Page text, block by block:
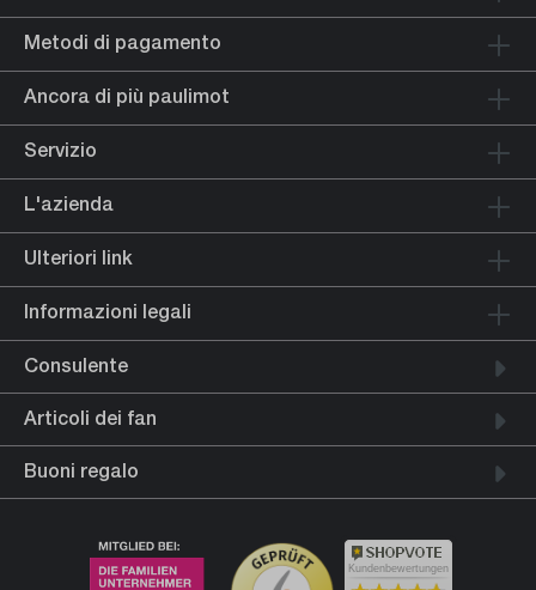
Metodi di pagamento
Ancora di più paulimot
Servizio
L'azienda
Ulteriori link
Informazioni legali
Consulente
Articoli dei fan
Buoni regalo
Kundenbewertungen